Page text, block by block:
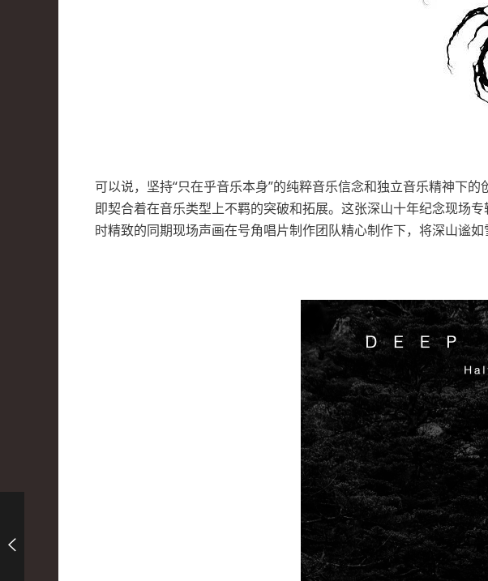
可以说，坚持“只在乎音乐本身”的纯粹音乐信念和独立音乐精神下
即契合着在音乐类型上不羁的突破和拓展。这张深山十年纪念现场
时精致的同期现场声画在号角唱片制作团队精心制作下，将深山谧